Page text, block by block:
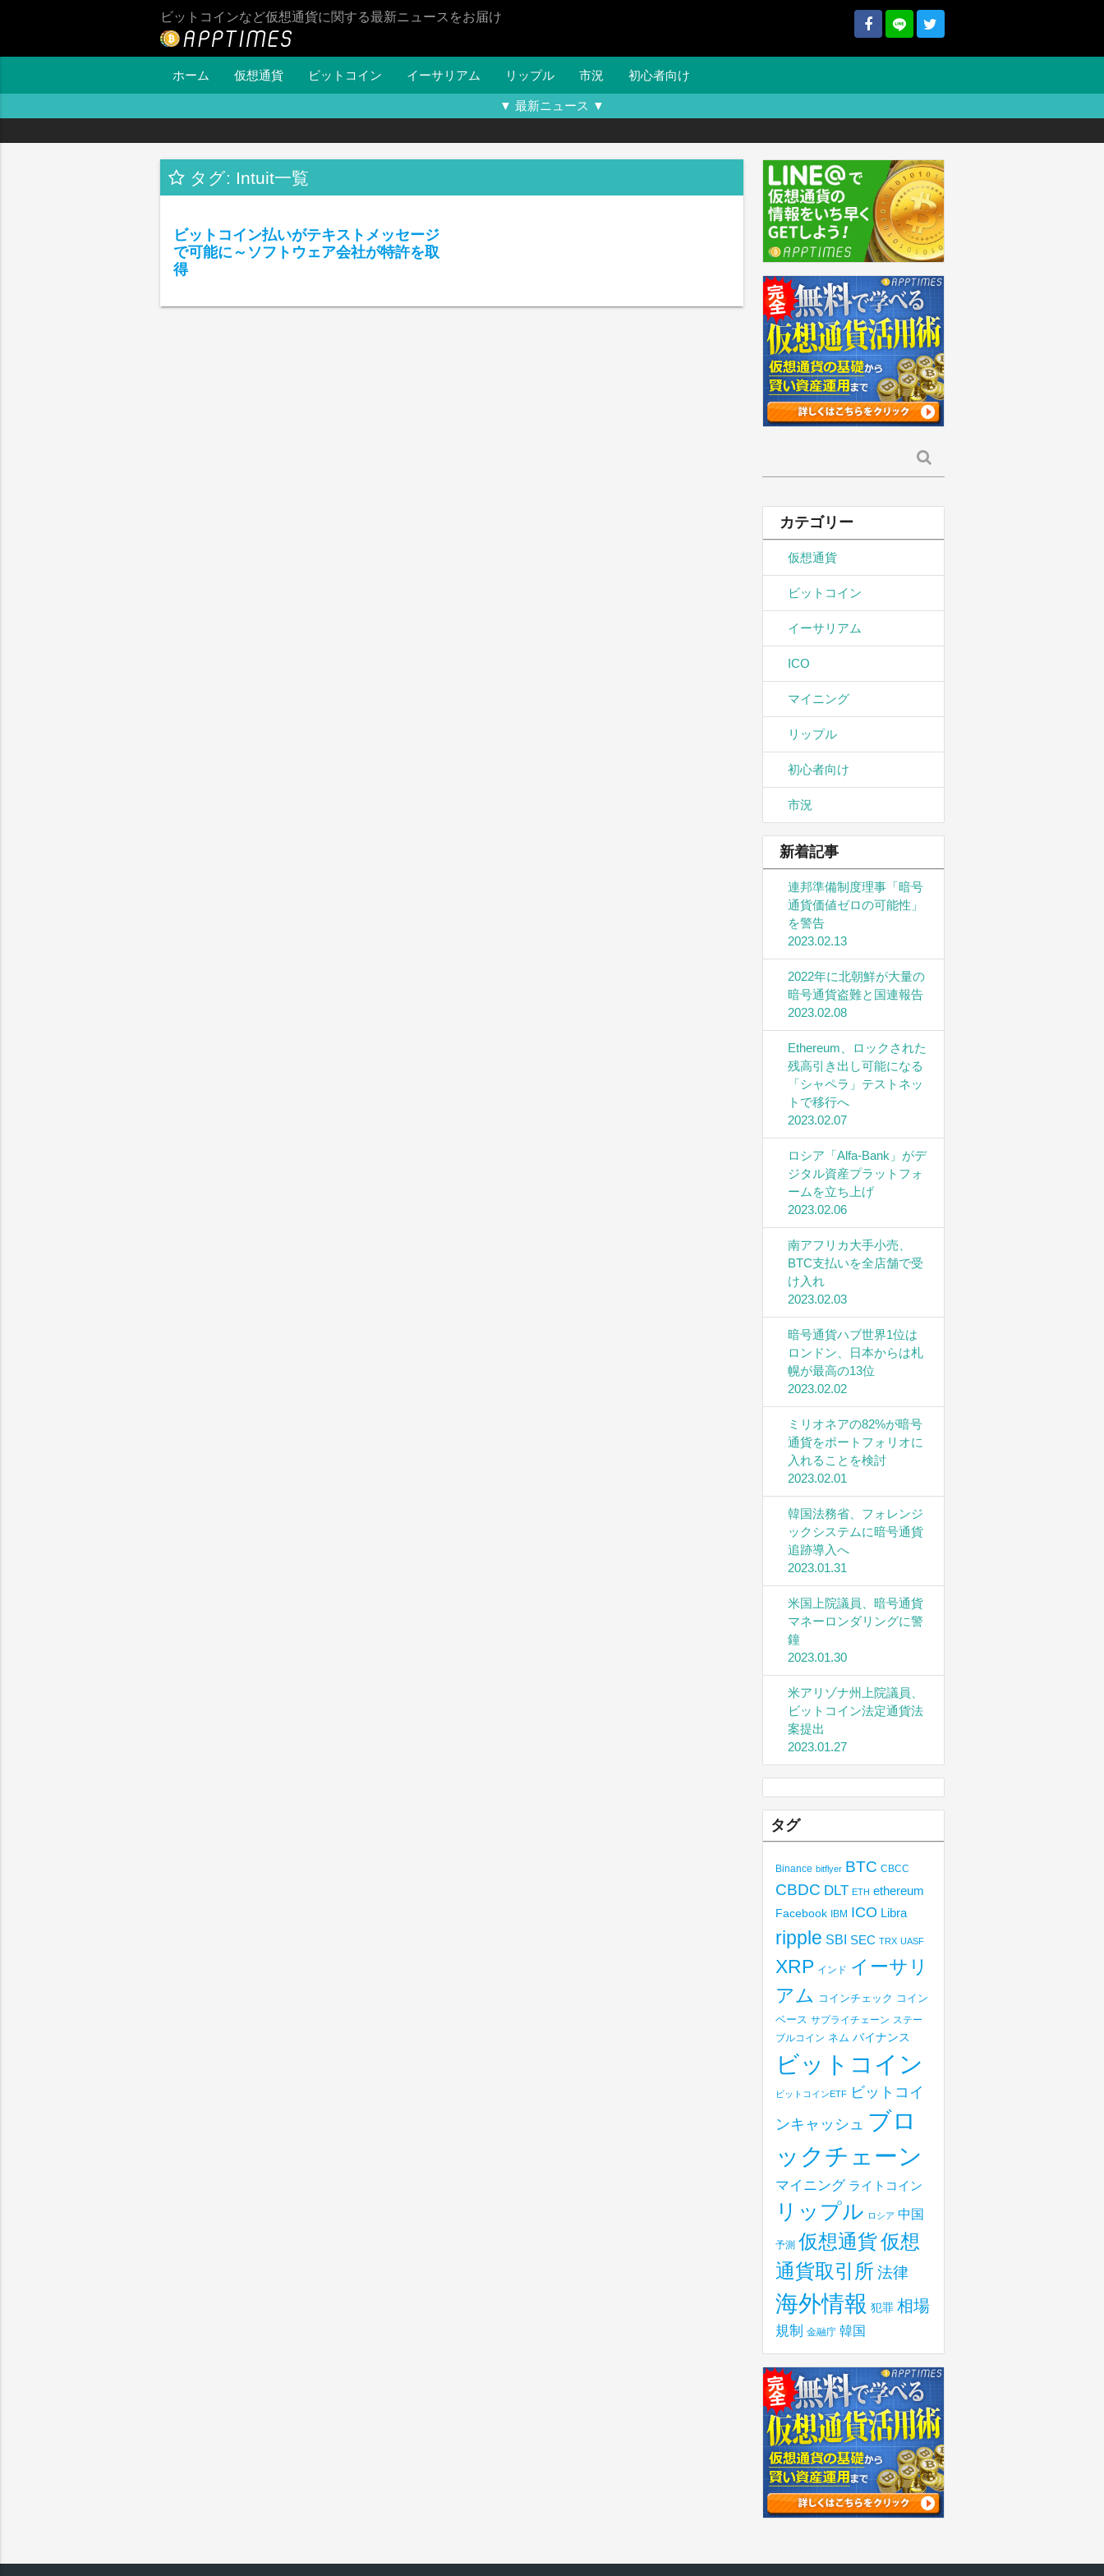
ビットコインなど仮想通貨に関する最新ニュースをお届け
ホーム 仮想通貨 ビットコイン イーサリアム リップル 市況 初心者向け
▼ 最新ニュース ▼
タグ: Intuit一覧
ビットコイン払いがテキストメッセージ
で可能に～ソフトウェア会社が特許を取
得
索:
カテゴリー
仮想通貨
ビットコイン
イーサリアム
ICO
マイニング
リップル
初心者向け
市況
新着記事
連邦準備制度理事「暗号
通貨価値ゼロの可能性」
を警告
2023.02.13
2022年に北朝鮮が大量の
暗号通貨盗難と国連報告
2023.02.08
Ethereum、ロックされた
残高引き出し可能になる
「シャペラ」テストネッ
トで移行へ
2023.02.07
ロシア「Alfa-Bank」がデ
ジタル資産プラットフォ
ームを立ち上げ
2023.02.06
南アフリカ大手小売、
BTC支払いを全店舗で受
け入れ
2023.02.03
暗号通貨ハブ世界1位は
ロンドン、日本からは札
幌が最高の13位
2023.02.02
ミリオネアの82%が暗号
通貨をポートフォリオに
入れることを検討
2023.02.01
韓国法務省、フォレンジ
ックシステムに暗号通貨
追跡導入へ
2023.01.31
米国上院議員、暗号通貨
マネーロンダリングに警
鐘
2023.01.30
米アリゾナ州上院議員、
ビットコイン法定通貨法
案提出
2023.01.27
タグ
Binance bitflyer BTC CBCC
CBDC DLT ETH ethereum
Facebook IBM ICO Libra
ripple SBI SEC TRX UASF
XRP インド イーサリ
アム コインチェック コイン
ベース サプライチェーン ステー
ブルコイン ネム バイナンス
ビットコイン
ビットコインETF
ビットコイ
ンキャッシュ ブロ
ックチェーン
マイニング ライトコイン
リップル ロシア 中国
予測 仮想通貨仮想
通貨取引所 法律
海外情報 犯罪 相場
規制 金融庁 韓国